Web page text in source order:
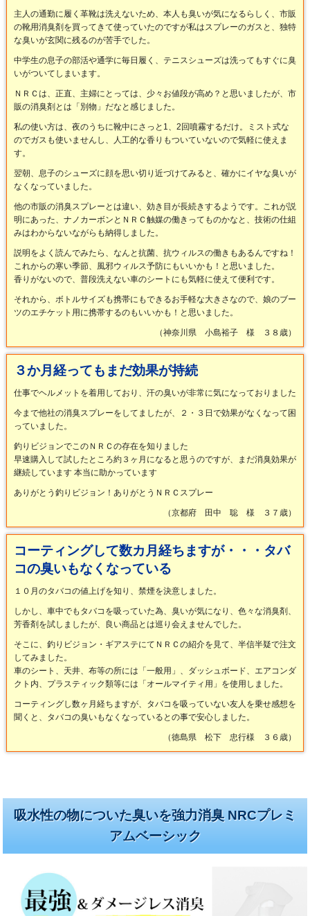
主人の通勤に履く革靴は洗えないため、本人も臭いが気になるらしく、市販
の靴用消臭剤を買ってきて使っていたのですが私はスプレーのガスと、独特
な臭いが玄関に残るのが苦手でした。
中学生の息子の部活や通学に毎日履く、テニスシューズは洗ってもすぐに臭
いがついてしまいます。
ＮＲＣは、正直、主婦にとっては、少々お値段が高め？と思いましたが、市
販の消臭剤とは「別物」だなと感じました。
私の使い方は、夜のうちに靴中にさっと1、2回噴霧するだけ。ミスト式な
のでガスも使いませんし、人工的な香りもついていないので気軽に使えま
す。
翌朝、息子のシューズに顔を思い切り近づけてみると、確かにイヤな臭いが
なくなっていました。
他の市販の消臭スプレーとは違い、効き目が長続きするようです。これが説
明にあった、ナノカーボンとＮＲＣ触媒の働きってものかなと、技術の仕組
みはわからないながらも納得しました。
説明をよく読んでみたら、なんと抗菌、抗ウィルスの働きもあるんですね！
これからの寒い季節、風邪ウィルス予防にもいいかも！と思いました。
香りがないので、普段洗えない車のシートにも気軽に使えて便利です。
それから、ボトルサイズも携帯にもできるお手軽な大きさなので、娘のブー
ツのエチケット用に携帯するのもいいかも！と思いました。
（神奈川県 小島裕子 様 ３８歳）
３か月経ってもまだ効果が持続
仕事でヘルメットを着用しており、汗の臭いが非常に気になっておりました
今まで他社の消臭スプレーをしてましたが、２・３日で効果がなくなって困
っていました。
釣りビジョンでこのＮＲＣの存在を知りました
早速購入して試したところ約３ヶ月になると思うのですが、まだ消臭効果が
継続しています本当に助かっています
ありがとう釣りビジョン！ありがとうＮＲＣスプレー
（京都府 田中 聡 様 ３７歳）
コーティングして数カ月経ちますが・・・タバ
コの臭いもなくなっている
１０月のタバコの値上げを知り、禁煙を決意しました。
しかし、車中でもタバコを吸っていた為、臭いが気になり、色々な消臭剤、
芳香剤を試しましたが、良い商品とは巡り会えませんでした。
そこに、釣りビジョン・ギアステにてＮＲＣの紹介を見て、半信半疑で注文
してみました。
車のシート、天井、布等の所には「一般用」、ダッシュボード、エアコンダ
クト内、プラスティック類等には「オールマイティ用」を使用しました。
コーティングし数ヶ月経ちますが、タバコを吸っていない友人を乗せ感想を
聞くと、タバコの臭いもなくなっているとの事で安心しました。
（徳島県 松下 忠行様 ３６歳）
吸水性の物についた臭いを強力消臭 NRCプレミ
アムベーシック